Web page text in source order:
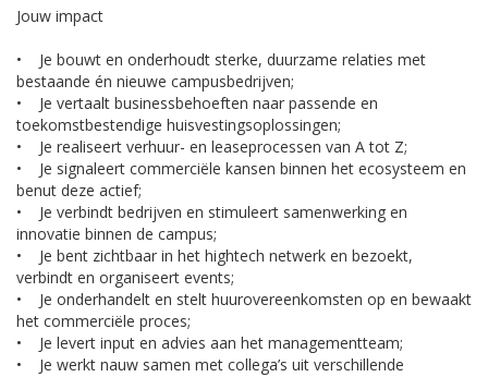
Jouw impact
• Je bouwt en onderhoudt sterke, duurzame relaties met
bestaande én nieuwe campusbedrijven;
• Je vertaalt businessbehoeften naar passende en
toekomstbestendige huisvestingsoplossingen;
• Je realiseert verhuur- en leaseprocessen van A tot Z;
• Je signaleert commerciële kansen binnen het ecosysteem en
benut deze actief;
• Je verbindt bedrijven en stimuleert samenwerking en
innovatie binnen de campus;
• Je bent zichtbaar in het hightech netwerk en bezoekt,
verbindt en organiseert events;
• Je onderhandelt en stelt huurovereenkomsten op en bewaakt
het commerciële proces;
• Je levert input en advies aan het managementteam;
• Je werkt nauw samen met collega’s uit verschillende